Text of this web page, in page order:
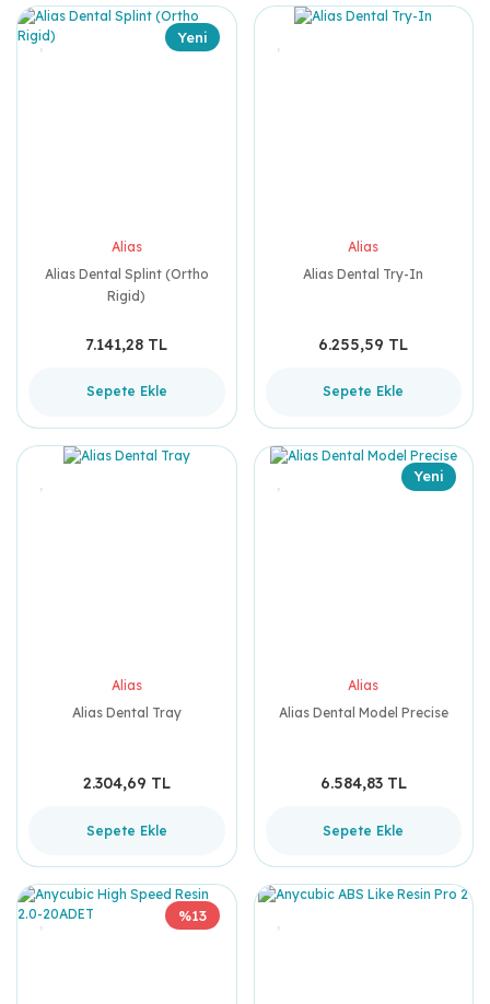
Yeni
Alias
Alias Dental Splint (Ortho
Rigid)
7.141,28 TL
Sepete Ekle
Alias
Alias Dental Try-In
6.255,59 TL
Sepete Ekle
Alias
Alias Dental Tray
2.304,69 TL
Sepete Ekle
Yeni
Alias
Alias Dental Model Precise
6.584,83 TL
Sepete Ekle
%13